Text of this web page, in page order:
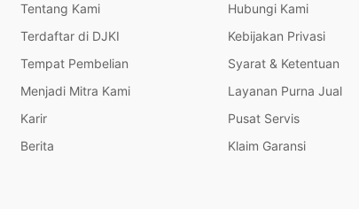
Tentang Kami
Terdaftar di DJKI
Tempat Pembelian
Menjadi Mitra Kami
Karir
Berita
Hubungi Kami
Kebijakan Privasi
Syarat & Ketentuan
Layanan Purna Jual
Pusat Servis
Klaim Garansi